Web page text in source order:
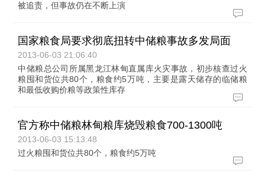
被追责，但事故仍在不断上演
国家粮食局要求彻底扭转中储粮事故多发局面
2013-06-03 21:06:40
中储粮总公司所属黑龙江林甸直属库火灾事故，初步核查过火
粮囤和货位共80个，粮食约5万吨，主要是露天储存的临储粮
和最低收购价粮等政策性库存
官方称中储粮林甸粮库烧毁粮食700-1300吨
2013-06-03 15:13:48
过火粮囤和货位共80个，粮食约5万吨